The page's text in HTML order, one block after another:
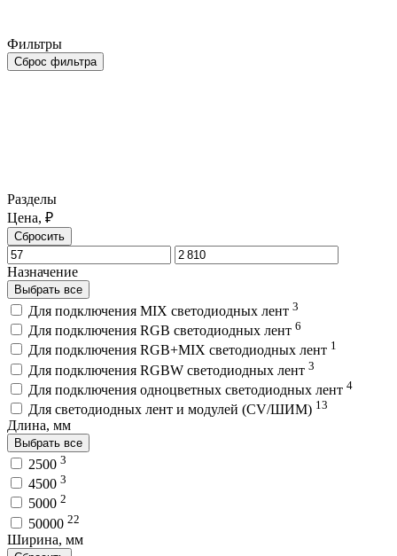
Фильтры
Сброс фильтра
Разделы
Цена, ₽
Сбросить
Назначение
Выбрать все
Для подключения MIX светодиодных лент 3
Для подключения RGB светодиодных лент 6
Для подключения RGB+MIX светодиодных лент 1
Для подключения RGBW светодиодных лент 3
Для подключения одноцветных светодиодных лент 4
Для светодиодных лент и модулей (CV/ШИМ) 13
Длина, мм
Выбрать все
2500 3
4500 3
5000 2
50000 22
Ширина, мм